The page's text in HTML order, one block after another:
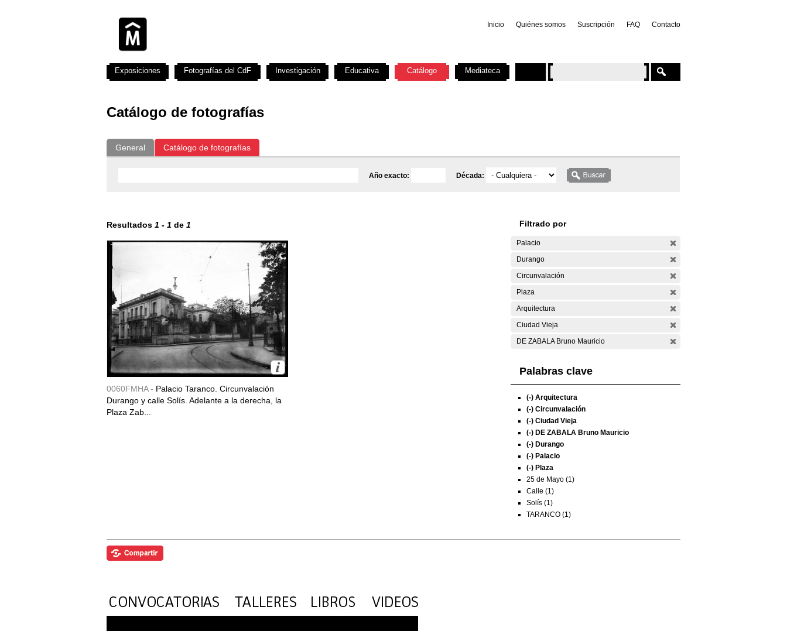
Inicio Quiénes somos Suscripción FAQ Contacto
Catálogo de fotografías
General Catálogo de fotografías
Año exacto: Década:
Resultados 1 - 1 de 1
0060FMHA - Palacio Taranco. Circunvalación
Durango y calle Solís. Adelante a la derecha, la
Plaza Zab...
Filtrado por
Palacio
Durango
Circunvalación
Plaza
Arquitectura
Ciudad Vieja
DE ZABALA Bruno Mauricio
Palabras clave
(-) Arquitectura
(-) Circunvalación
(-) Ciudad Vieja
(-) DE ZABALA Bruno Mauricio
(-) Durango
(-) Palacio
(-) Plaza
25 de Mayo (1)
Calle (1)
Solís (1)
TARANCO (1)
Exposiciones Fotografías del CdF Investigación Educativa Catálogo Mediateca